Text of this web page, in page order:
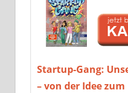
Startup-Gang:
– von der Idee zum